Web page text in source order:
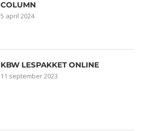
COLUMN
5 april 2024
KBW LESPAKKET ONLINE
11 september 2023